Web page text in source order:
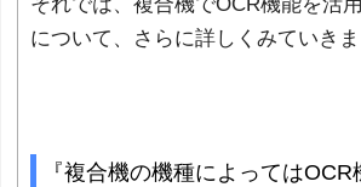
それでは、複合機でOCR機能を活
について、さらに詳しくみていきま
『複合機の機種によっては